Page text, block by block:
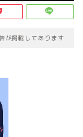
が掲載してあります